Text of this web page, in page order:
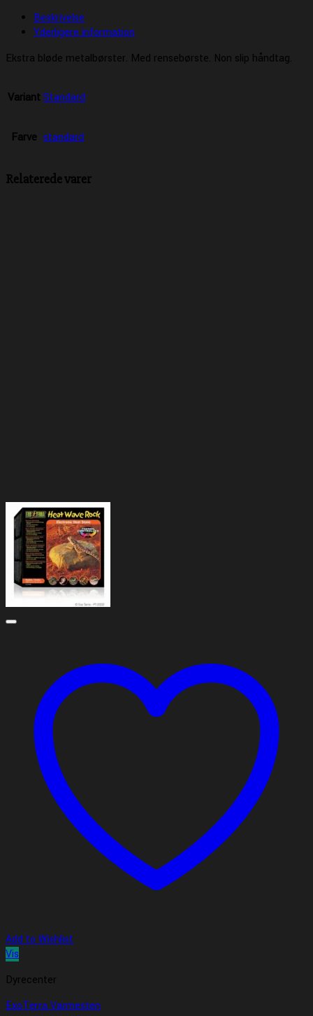
Beskrivelse
Yderligere information
Ekstra bløde metalbørster. Med rensebørste. Non slip håndtag.
Variant Standard
Farve standard
Relaterede varer
Add to Wishlist
Vis
Dyrecenter
ExoTerra Varmesten